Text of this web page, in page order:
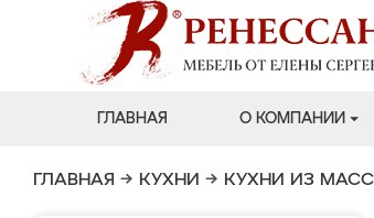
ГЛАВНАЯ О КОМПАНИИ
ГЛАВНАЯ → КУХНИ → КУХНИ ИЗ